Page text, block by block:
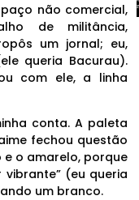
não comercial,
de militância,
um jornal; eu,
queria Bacurau).
com ele, a linha
conta. A paleta
fechou questão
e o amarelo, porque
(eu queria
um branco.